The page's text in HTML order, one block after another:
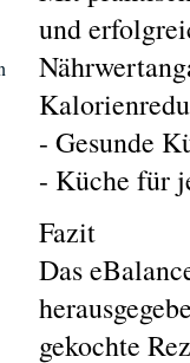
und
- Gesunde
- Küche für
Fazit
Das
gekochte